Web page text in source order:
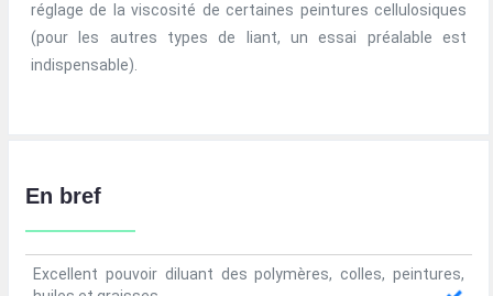
réglage de la viscosité de certaines peintures cellulosiques
(pour les autres types de liant, un essai préalable est
indispensable).
En bref
Excellent pouvoir diluant des polymères, colles, peintures,